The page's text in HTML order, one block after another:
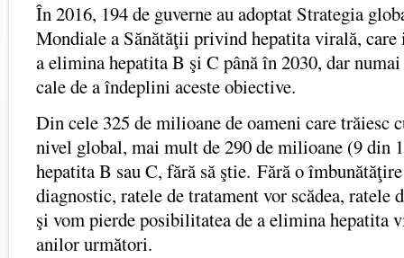
În 2016, 194 de guverne au adoptat Strategia
Mondiale a Sănătăţii privind hepatita virală,
a elimina hepatita B şi C până în 2030, dar
cale de a îndeplini aceste obiective.
Din cele 325 de milioane de oameni care trăiesc
nivel global, mai mult de 290 de milioane (9 din
hepatita B sau C, fără să ştie. Fără o
diagnostic, ratele de tratament vor scădea, ratele
şi vom pierde posibilitatea de a elimina hepatita
anilor următori.